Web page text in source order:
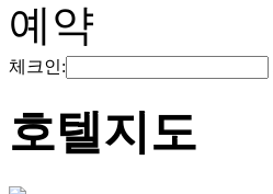
예약
체크인:
호텔지도